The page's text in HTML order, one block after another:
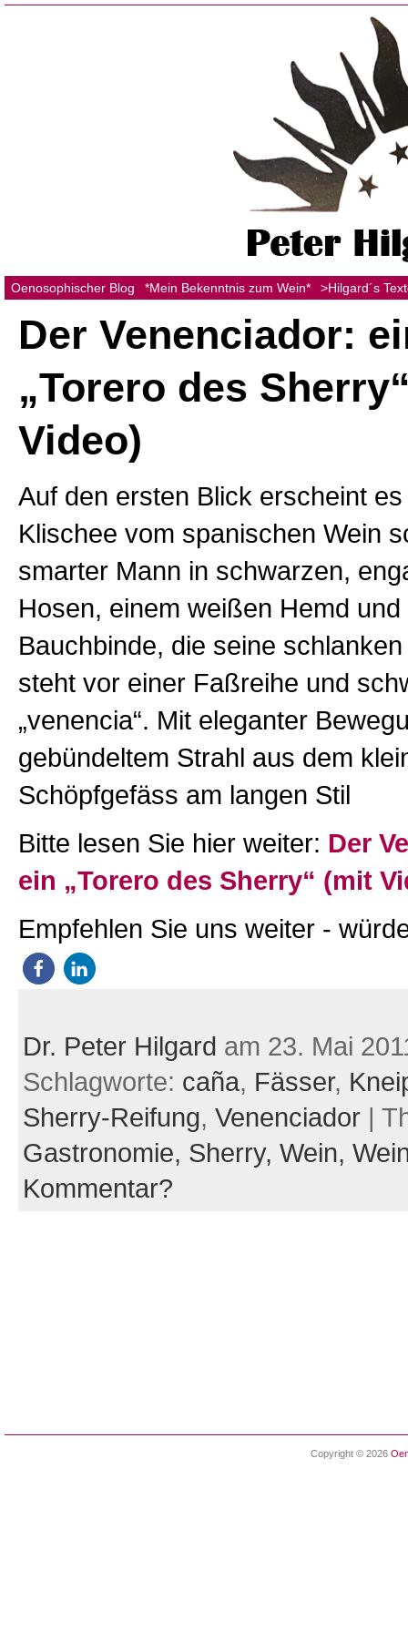
Oenosophischer Blog *Mein Bekenntnis zum Wein* >Hilgard´s
Der Venenciador:
„Torero des
Video)
Auf den ersten Blick erscheint
Klischee vom spanischen Wein
smarter Mann in schwarzen,
Hosen, einem weißen Hemd
Bauchbinde, die seine
steht vor einer Faßreihe und
„venencia“. Mit eleganter
gebündeltem Strahl aus dem
Schöpfgefäss am langen Stil
Bitte lesen Sie hier weiter: Der
ein „Torero des Sherry“ (mit
Empfehlen Sie uns weiter -
Dr. Peter Hilgard am 23. Mai
Schlagworte: caña, Fässer,
Sherry-Reifung, Venenciador|
Gastronomie, Sherry, Wein,
Kommentar?
Copyright © 2026